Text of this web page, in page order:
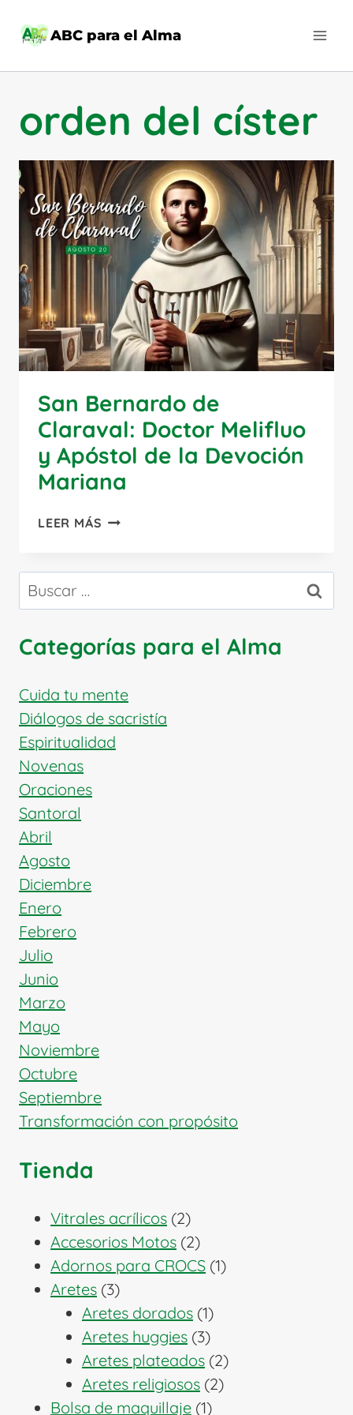
ABC para el Alma
orden del císter
San Bernardo de
Claraval: Doctor Melifluo
y Apóstol de la Devoción
Mariana
LEER MÁS SAN
CLARAVAL:
MELIFLUO
APÓSTOL
LA
DEVOCIÓN
MARIANA
Buscar:
Categorías para el Alma
Cuida tu mente
Diálogos de sacristía
Espiritualidad
Novenas
Oraciones
Santoral
Abril
Agosto
Diciembre
Enero
Febrero
Julio
Junio
Marzo
Mayo
Noviembre
Octubre
Septiembre
Transformación con propósito
Tienda
Vitrales acrílicos 22
productos
Accesorios Motos 22
productos
Adornos para CROCS 11
Aretes 33
productos
Aretes dorados 11
producto
Aretes huggies 33
productos
Aretes plateados 22
productos
Aretes religiosos 22
Bolsa de maquillaje 11